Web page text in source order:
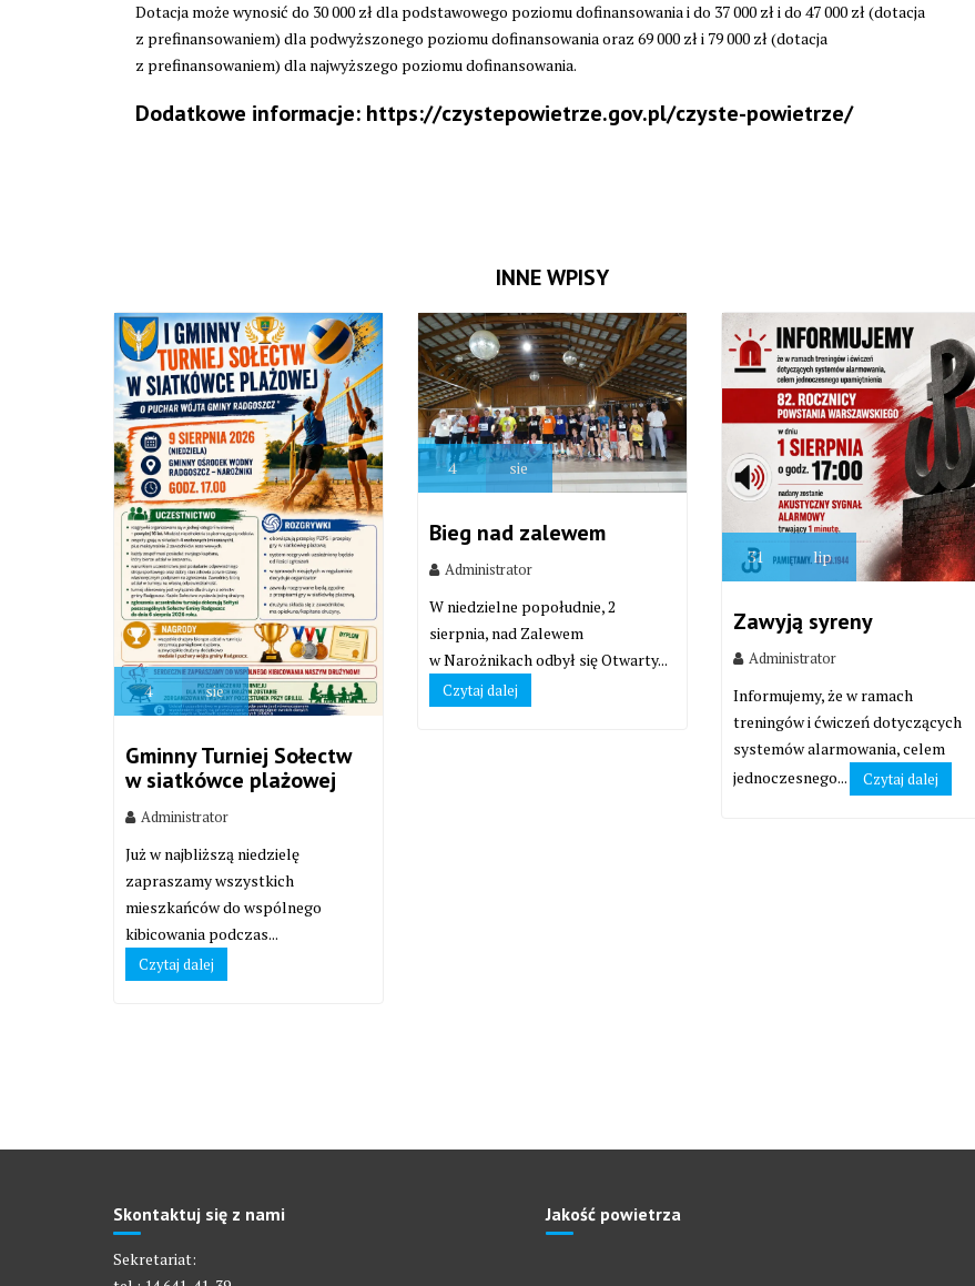
Dotacja może wynosić do 30 000 zł dla podstawowego poziomu dofinansowania i do 37 000 zł i do 47 000 zł (dotacja
z prefinansowaniem) dla podwyższonego poziomu dofinansowania oraz 69 000 zł i 79 000 zł (dotacja
z prefinansowaniem) dla najwyższego poziomu dofinansowania.
Dodatkowe informacje: https://czystepowietrze.gov.pl/czyste-powietrze/
INNE WPISY
4 sie
Gminny Turniej Sołectw
w siatkówce plażowej
Administrator
Już w najbliższą niedzielę
zapraszamy wszystkich
mieszkańców do wspólnego
kibicowania podczas...
Czytaj dalej
4 sie
Bieg nad zalewem
Administrator
W niedzielne popołudnie, 2
sierpnia, nad Zalewem
w Narożnikach odbył się Otwarty...
Czytaj dalej
31 lip
Zawyją syreny
Administrator
Informujemy, że w ramach
treningów i ćwiczeń dotyczących
systemów alarmowania, celem
jednoczesnego...
Czytaj dalej
Skontaktuj się z nami
Sekretariat:
Jakość powietrza